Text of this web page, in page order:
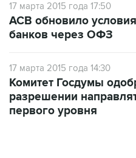
17 марта 2015 года 17:50
АСВ обновило
банков через ОФЗ
17 марта 2015 года 14:30
Комитет Госдумы
разрешении
первого уровня